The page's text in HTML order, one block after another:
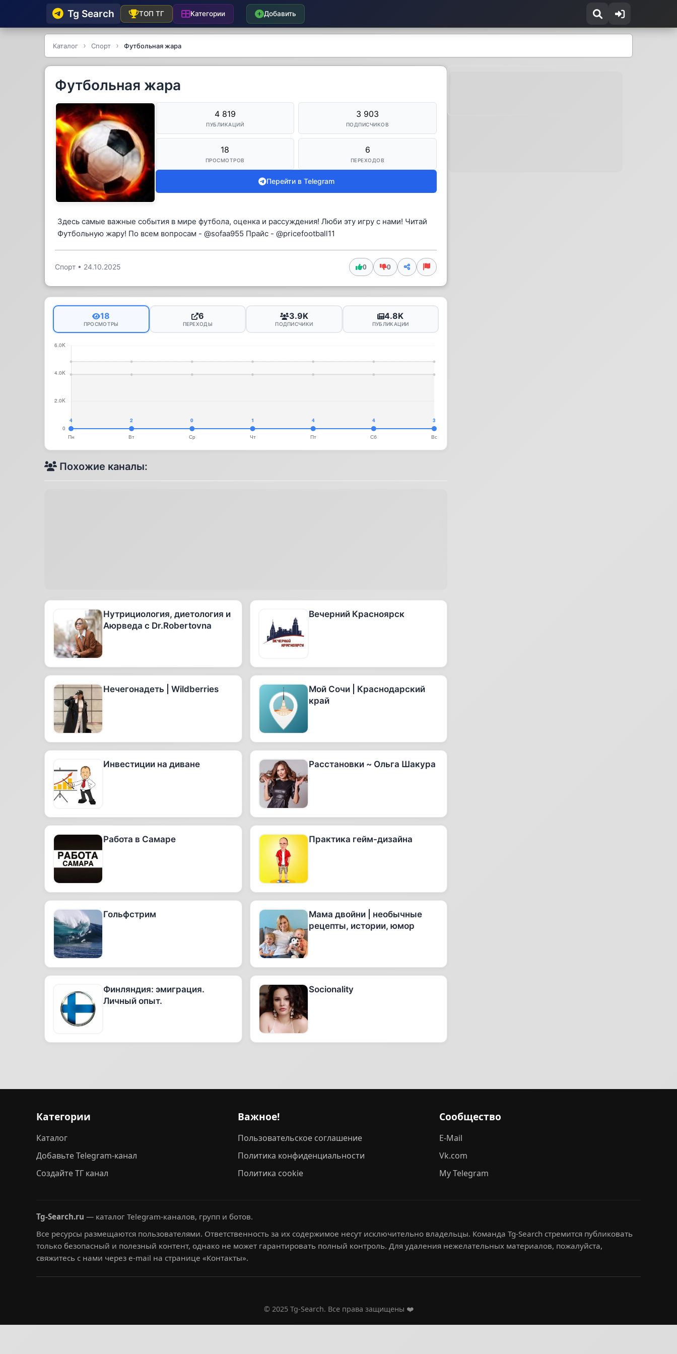
Tg Searсh ТОП ТГ Категории Добавить
Каталог Спорт Футбольная жара
Футбольная жара
4 819
ПУБЛИКАЦИЙ
3 903
ПОДПИСЧИКОВ
18
ПРОСМОТРОВ
6
ПЕРЕХОДОВ
Перейти в Telegram
Здесь самые важные события в мире футбола, оценка и рассуждения! Люби эту игру с нами! Читай
Футбольную жару! По всем вопросам - @sofaa955 Прайс - @pricefootball11
Спорт • 24.10.2025 0 0
18
ПРОСМОТРЫ
6
ПЕРЕХОДЫ
3.9K
ПОДПИСЧИКИ
4.8K
ПУБЛИКАЦИИ
Похожие каналы:
Нутрициология, диетология и
Аюрведа с Dr.Robertovna
Вечерний Красноярск
Нечегонадеть | Wildberries
Мой Сочи | Краснодарский
край
Инвестиции на диване Расстановки ~ Ольга Шакура
Работа в Самаре Практика гейм-дизайна
Гольфстрим
Мама двойни | необычные
рецепты, истории, юмор
Финляндия: эмиграция.
Личный опыт.
Socionality
Категории
Каталог
Добавьте Telegram-канал
Создайте ТГ канал
Важное!
Пользовательское соглашение
Политика конфиденциальности
Политика cookie
Сообщество
E-Mail
Vk.com
My Telegram
Tg-Search.ru — каталог Telegram-каналов, групп и ботов.
Все ресурсы размещаются пользователями. Ответственность за их содержимое несут исключительно владельцы. Команда Tg-Search стремится публиковать
только безопасный и полезный контент, однако не может гарантировать полный контроль. Для удаления нежелательных материалов, пожалуйста,
свяжитесь с нами через e-mail на странице «Контакты».
© 2025 Tg-Search. Все права защищены ❤️